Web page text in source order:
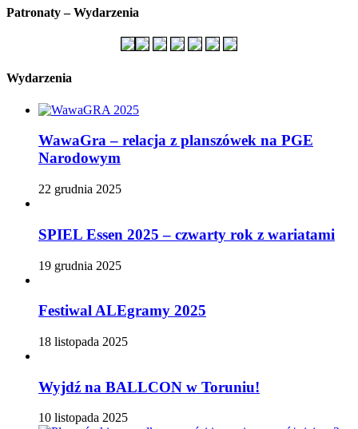
Patronaty – Wydarzenia
Wydarzenia
WawaGra – relacja z planszówek na PGE
Narodowym
22 grudnia 2025
SPIEL Essen 2025 – czwarty rok z wariatami
19 grudnia 2025
Festiwal ALEgramy 2025
18 listopada 2025
Wyjdź na BALLCON w Toruniu!
10 listopada 2025